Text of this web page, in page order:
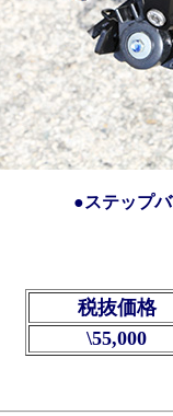
●ステップ
税抜価格
\55,000